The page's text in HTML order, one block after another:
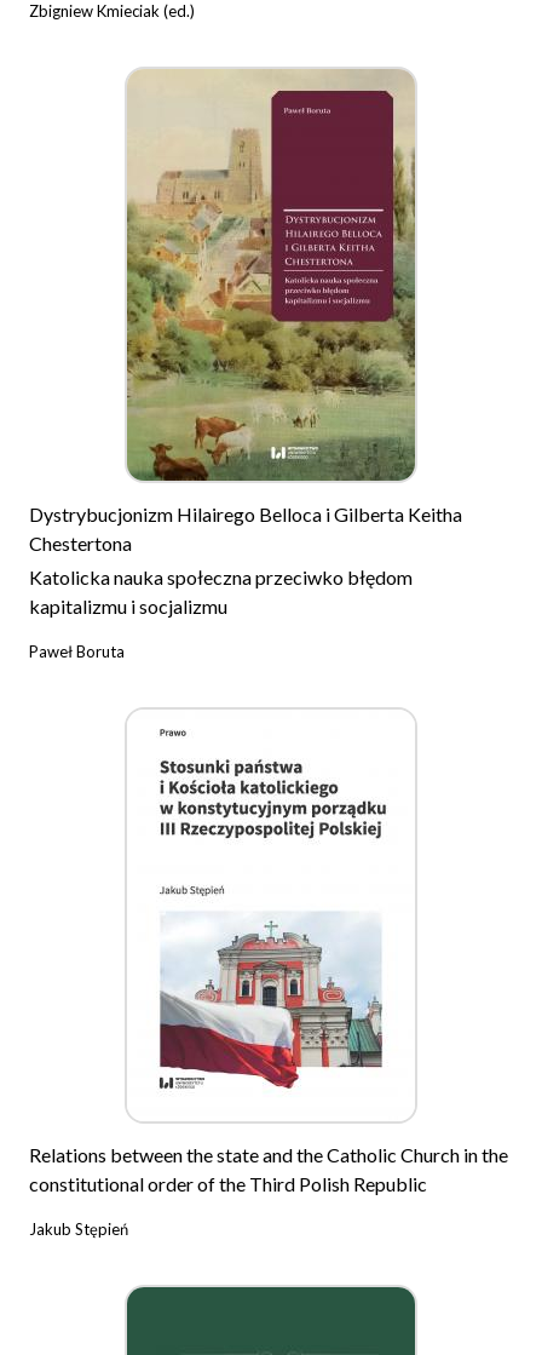
Zbigniew Kmieciak (ed.)
Dystrybucjonizm Hilairego Belloca i Gilberta Keitha
Chestertona
Katolicka nauka społeczna przeciwko błędom
kapitalizmu i socjalizmu
Paweł Boruta
Relations between the state and the Catholic Church in the
constitutional order of the Third Polish Republic
Jakub Stępień